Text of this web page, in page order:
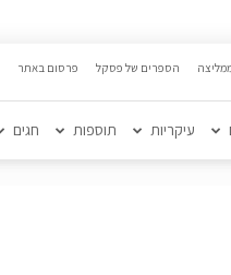
הספרים של פסקל פרסום באתר
עיקריות תוספות חגים